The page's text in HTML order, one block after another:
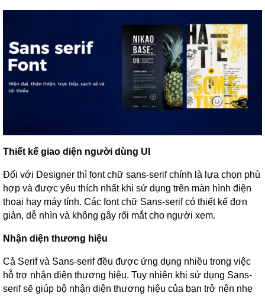
Thiết kế giao diện người dùng UI
Đối với Designer thì font chữ sans-serif chính là lựa chọn phù
hợp và được yêu thích nhất khi sử dụng trên màn hình điện
thoại hay máy tính. Các font chữ Sans-serif có thiết kế đơn
giản, dễ nhìn và không gây rối mắt cho người xem.
Nhận diện thương hiệu
Cả Serif và Sans-serif đều được ứng dụng nhiều trong việc
hỗ trợ nhận diện thương hiệu. Tuy nhiên khi sử dụng Sans-
serif sẽ giúp bộ nhận diện thương hiệu của bạn trở nên nhẹ